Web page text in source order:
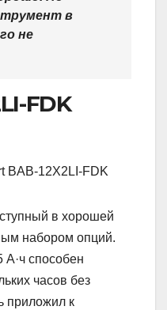
в
не
FDK
BAB-12X2LI-FDK
в хорошей
набором опций.
А·ч способен
часов без
приложил к